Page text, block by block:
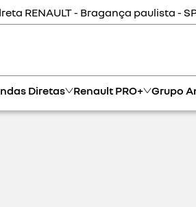
RENAULT - Bragança paulista -
Diretas Renault PRO+ Grupo